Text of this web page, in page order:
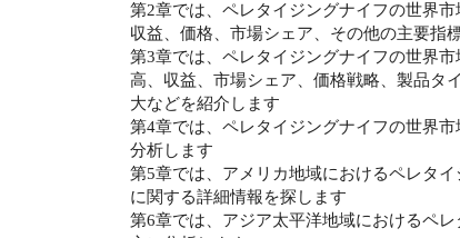
第2章では、ペレタイジングナイフの世界
収益、価格、市場シェア、その他の主要指
第3章では、ペレタイジングナイフの世界
高、収益、市場シェア、価格戦略、製品タ
大などを紹介します
第4章では、ペレタイジングナイフの世界
分析します
第5章では、アメリカ地域におけるペレタ
に関する詳細情報を探します
第6章では、アジア太平洋地域におけるペ